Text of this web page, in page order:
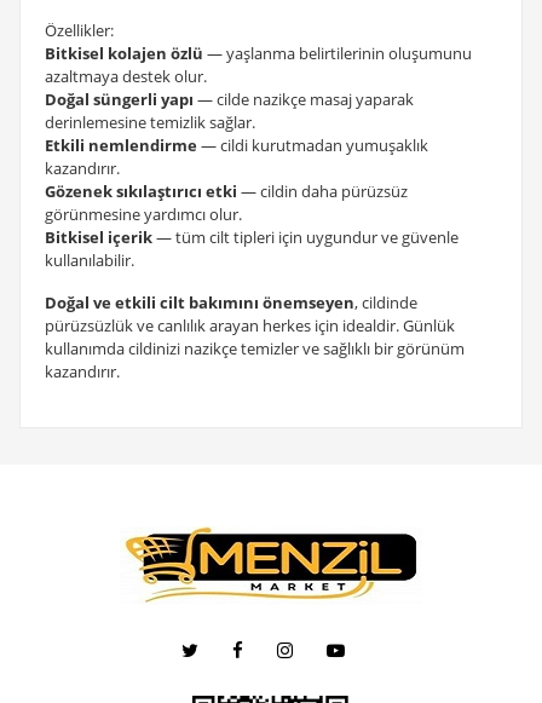
Özellikler:
Bitkisel kolajen özlü — yaşlanma belirtilerinin oluşumunu
azaltmaya destek olur.
Doğal süngerli yapı — cilde nazikçe masaj yaparak
derinlemesine temizlik sağlar.
Etkili nemlendirme— cildi kurutmadan yumuşaklık
kazandırır.
Gözenek sıkılaştırıcı etki — cildin daha pürüzsüz
görünmesine yardımcı olur.
Bitkisel içerik— tüm cilt tipleri için uygundur ve güvenle
kullanılabilir.
Doğal ve etkili cilt bakımını önemseyen, cildinde
pürüzsüzlük ve canlılık arayan herkes için idealdir. Günlük
kullanımda cildinizi nazikçe temizler ve sağlıklı bir görünüm
kazandırır.